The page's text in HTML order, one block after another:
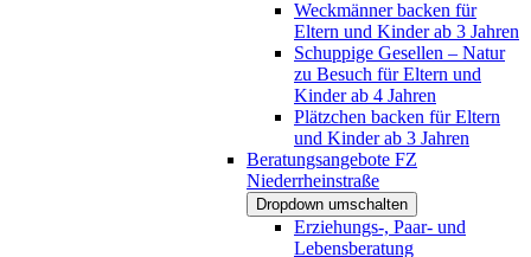
Weckmänner backen für
Eltern und Kinder ab 3 Jahren
Schuppige Gesellen – Natur
zu Besuch für Eltern und
Kinder ab 4 Jahren
Plätzchen backen für Eltern
und Kinder ab 3 Jahren
Beratungsangebote FZ
Niederrheinstraße
Dropdown umschalten
Erziehungs-, Paar- und
Lebensberatung